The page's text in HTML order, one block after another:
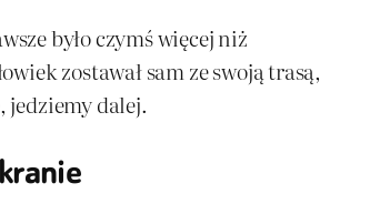
było czymś więcej niż
zostawał sam ze swoją trasą,
jedziemy dalej.